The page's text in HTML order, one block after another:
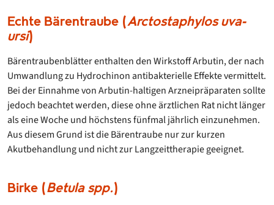
Echte Bärentraube (Arctostaphylos uva-
ursi)
Bärentraubenblätter enthalten den Wirkstoff Arbutin, der nach
Umwandlung zu Hydrochinon antibakterielle Effekte vermittelt.
Bei der Einnahme von Arbutin-haltigen Arzneipräparaten sollte
jedoch beachtet werden, diese ohne ärztlichen Rat nicht länger
als eine Woche und höchstens fünfmal jährlich einzunehmen.
Aus diesem Grund ist die Bärentraube nur zur kurzen
Akutbehandlung und nicht zur Langzeittherapie geeignet.
Birke (Betula spp.)